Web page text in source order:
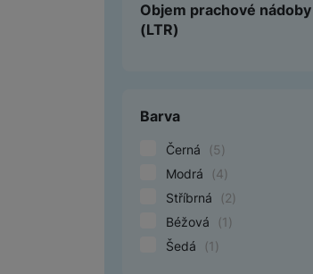
Objem prachové nádoby
(LTR)
Barva
Černá (5)
Modrá
(4)
Stříbrná
(2)
Béžová
(1 )
Šedá
(1 )